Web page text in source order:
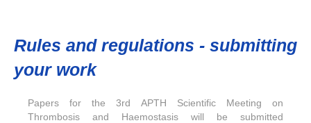
Rules and regulations - submitting
your work
Papers for the 3rd APTH Scientific Meeting on
Thrombosis and Haemostasis will be submitted